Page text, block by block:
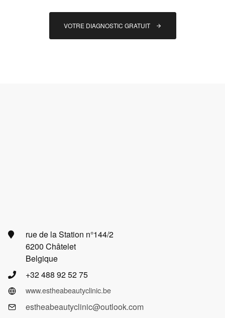
VOTRE DIAGNOSTIC GRATUIT
rue de la Station n°144/2
6200 Châtelet
Belgique
+32 488 92 52 75
www.estheabeautyclinic.be
estheabeautyclinic@outlook.com